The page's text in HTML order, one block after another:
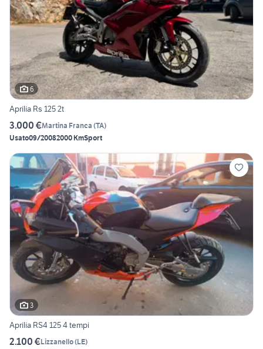
6
Aprilia Rs 125 2t
3.000 €Martina Franca (TA)
Usato09/20082000 KmSport
3
Aprilia RS4 125 4 tempi
2.100 €Lizzanello(LE)